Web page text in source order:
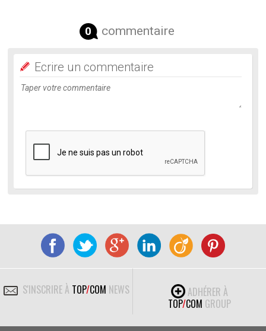
0 commentaire
Ecrire un commentaire
S'INSCRIRE À TOP/COM NEWS
ADHÉRER À
TOP/COM GROUP